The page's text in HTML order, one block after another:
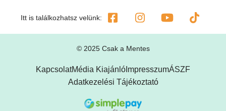
Itt is találkozhatsz velünk:
© 2025 Csak a Mentes
KapcsolatMédia Kiajánló ImpresszumÁSZF
Adatkezelési Tájékoztató